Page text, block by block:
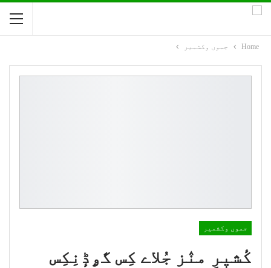
Home جموں وکشمیر
جموں وکشمیر
کٔشیٖرِ منٛز جُلاے کِس گۄڈٕنِکِس